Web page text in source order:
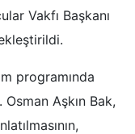
Vakfı Başkanı
programında
Aşkın Bak,